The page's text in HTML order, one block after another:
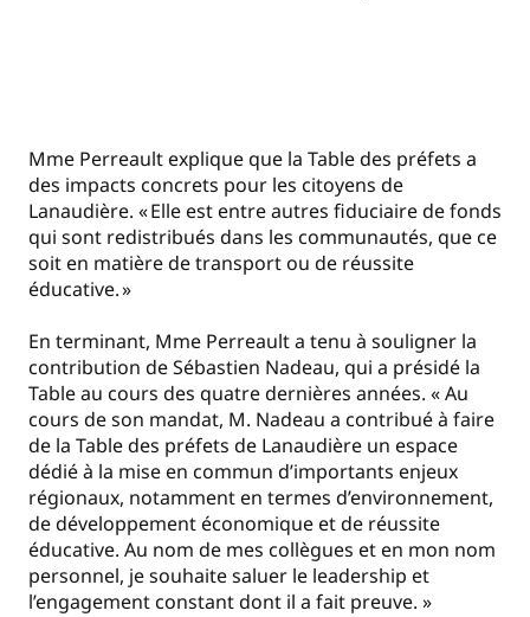
Mme Perreault explique que la Table des préfets a
des impacts concrets pour les citoyens de
Lanaudière. « Elle est entre autres fiduciaire de fonds
qui sont redistribués dans les communautés, que ce
soit en matière de transport ou de réussite
éducative. »
En terminant, Mme Perreault a tenu à souligner la
contribution de Sébastien Nadeau, qui a présidé la
Table au cours des quatre dernières années. « Au
cours de son mandat, M. Nadeau a contribué à faire
de la Table des préfets de Lanaudière un espace
dédié à la mise en commun d’importants enjeux
régionaux, notamment en termes d’environnement,
de développement économique et de réussite
éducative. Au nom de mes collègues et en mon nom
personnel, je souhaite saluer le leadership et
l’engagement constant dont il a fait preuve. »